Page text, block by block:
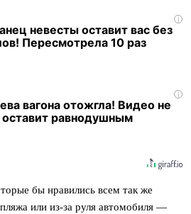
i
невесты оставит вас без
Пересмотрела 10 раз
i
вагона отожгла! Видео не
оставит равнодушным
бы нравились всем так же
или из-за руля автомобиля —